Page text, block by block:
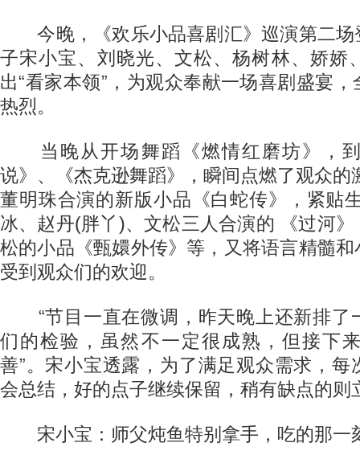
今晚，《欢乐小品喜剧汇》巡演第二场
子宋小宝、刘晓光、文松、杨树林、娇娇
出“看家本领”，为观众奉献一场喜剧盛宴
热烈。
当晚从开场舞蹈《燃情红磨坊》，到
说》、《杰克逊舞蹈》，瞬间点燃了观众的
董明珠合演的新版小品《白蛇传》，紧贴
冰、赵丹(胖丫)、文松三人合演的 《过河
松的小品《甄嬛外传》等，又将语言精髓
受到观众们的欢迎。
“节目一直在微调，昨天晚上还新排了
们的检验，虽然不一定很成熟，但接下
善”。宋小宝透露，为了满足观众需求，每
会总结，好的点子继续保留，稍有缺点的则
宋小宝：师父炖鱼特别拿手，吃的那一